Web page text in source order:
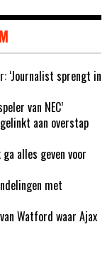
‘Journalist sprengt in
van NEC’
aan overstap
alles geven voor
met
Watford waar Ajax